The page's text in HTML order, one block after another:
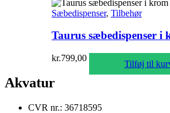
Sæbedispenser, Tilbehør
Taurus sæbedispenser i
kr.799,00
Tilføj til
Akvatur
CVR nr.: 36718595